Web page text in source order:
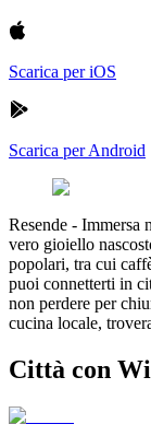
Scarica per iOS
Scarica per Android
Resende - Immersa
vero gioiello
popolari, tra cui
puoi connetterti in
non perdere per
cucina locale,
Città con